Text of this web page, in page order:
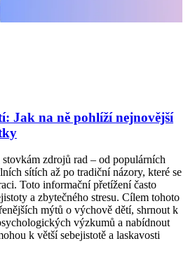
Jak na ně pohlíží nejnovější
zdrojů rad – od populárních
sítích až po tradiční názory, které se
Toto informační přetížení často
a zbytečného stresu. Cílem tohoto
mýtů o výchově dětí, shrnout k
výzkumů a nabídnout
k větší sebejistotě a laskavosti